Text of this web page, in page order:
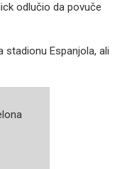
odlučio da povuče
stadionu Espanjola, ali